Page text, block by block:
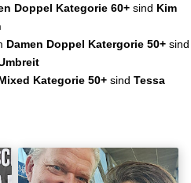
Doppel Kategorie 60+sind Kim
Damen Doppel Katergorie 50+sind
Kategorie 50+sindTessa